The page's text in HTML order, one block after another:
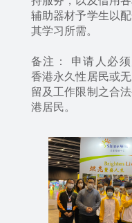
辅助器材予学生以
其学习所需。
备注： 申请人必须
香港永久性居民或
留及工作限制之合
港居民。